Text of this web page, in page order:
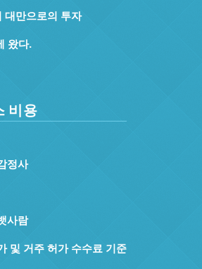
대만으로의 투자
왔다.
비용
정사
사람
및 거주 허가 수수료 기준